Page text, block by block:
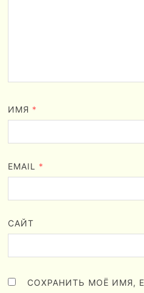
ИМЯ *
EMAIL *
САЙТ
СОХРАНИТЬ МОЁ ИМЯ,